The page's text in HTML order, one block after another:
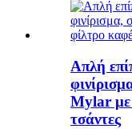
Απλή
Mylar με
τσάντες